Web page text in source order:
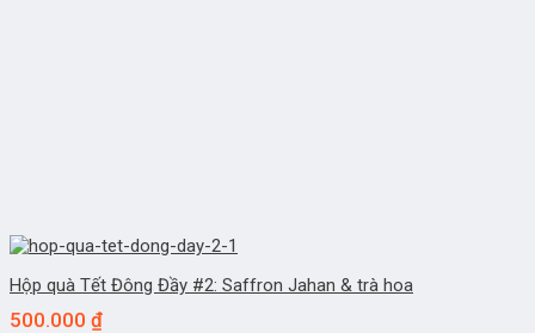
Hộp quà Tết Đông Đầy #2: Saffron Jahan & trà hoa
500.000 ₫